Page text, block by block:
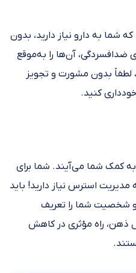
شما به دارو نیاز دارید، بدون
ضد‌افسردگی، آن‌ها را به‌موقع
بدون مشورت و تجویز
کنید.
کمک شما می‌آیند. شما برای
مدیریت استرس نیاز دارید! باید
شخصیت شما را تعریف
ذهن، راه مؤثری در کاهش